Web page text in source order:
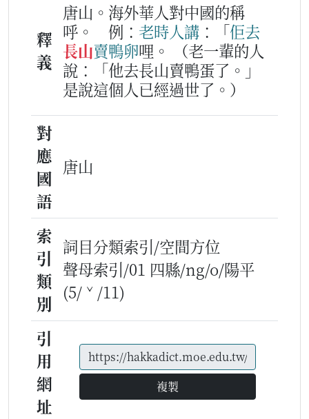
釋
義
唐山。海外華人對中國的稱
呼。
例： 老時人講 ：「佢去
長山賣鴨卵哩。
（老一輩的人
說：「他去長山賣鴨蛋了。」
是說這個人已經過世了。）
對
應
國
語
唐山
索
引
類
別
詞目分類索引/空間方位
聲母索引/01 四縣/ng/o/陽平
(5/ˇ/11)
引
用
網
址
複製